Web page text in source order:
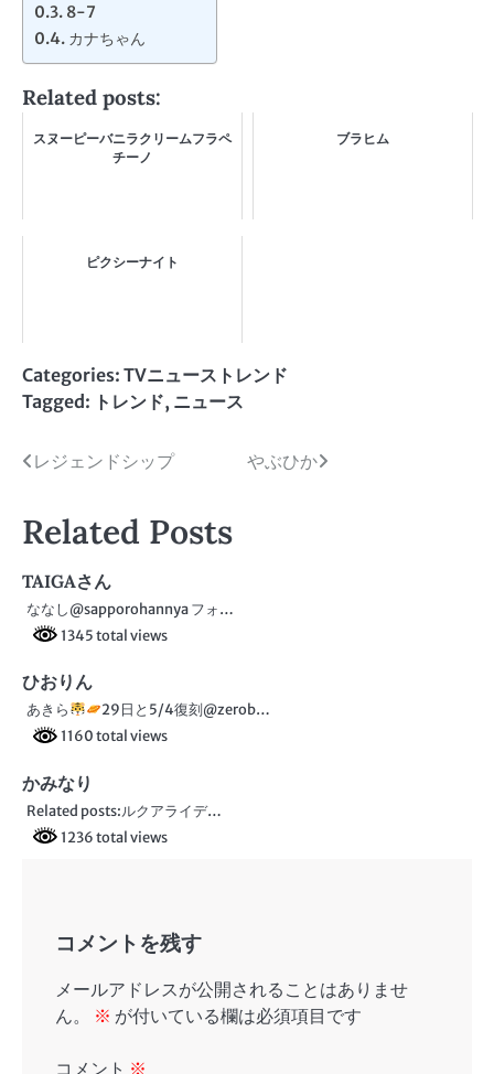
8-7
カナちゃん
Related posts:
スヌーピーバニラクリームフラペ
チーノ
ブラヒム
ピクシーナイト
Categories: TVニューストレンド
Tagged: トレンド, ニュース
投
ナ
ビ
ゲ
シ
ョ
ン
レジェンドシップ やぶひか
Related Posts
TAIGAさん
ななし@sapporohannya フォ…
1345 total views
ひおりん
あきら
29日と5/4復刻@zerob…
1160 total views
かみなり
Related posts:ルクアライデ…
1236 total views
コメントを残す
メールアドレスが公開されることはありませ
ん。
※ が付いている欄は必須項目です
コメント ※